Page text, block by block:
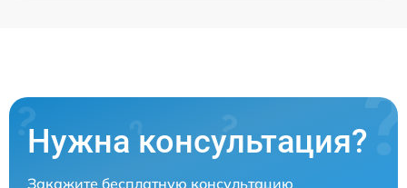
Нужна консультация?
Закажите бесплатную консультацию